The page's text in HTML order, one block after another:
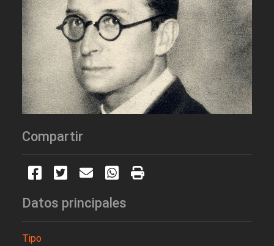
Compartir
Datos principales
Tipo